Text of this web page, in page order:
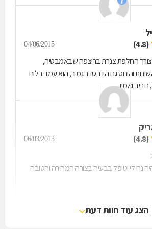
(4.8)
04/06/2015
החלפת צנרת בריצפה שבאמבטיה,
והיחס גם היו בסדר גמור, הוא עמד בלוח
ואמין.
(4.8)
06/03/2013
נח לי וטיפל בבעיה בצורה המהירה והטובה
הצג עוד חוות דעת